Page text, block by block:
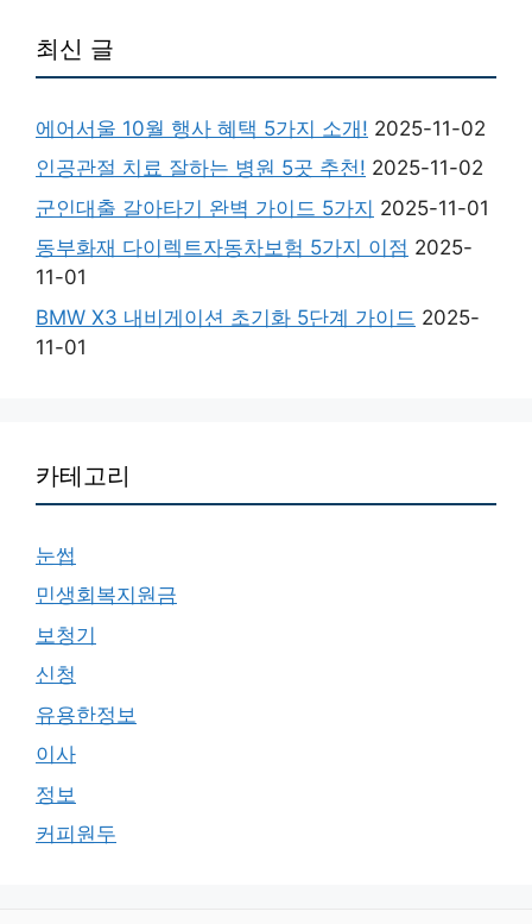
최신 글
에어서울 10월 행사 혜택 5가지 소개! 2025-11-02
인공관절 치료 잘하는 병원 5곳 추천! 2025-11-02
군인대출 갈아타기 완벽 가이드 5가지 2025-11-01
동부화재 다이렉트자동차보험 5가지 이점 2025-
11-01
BMW X3 내비게이션 초기화 5단계 가이드 2025-
11-01
카테고리
눈썹
민생회복지원금
보청기
신청
유용한정보
이사
정보
커피원두